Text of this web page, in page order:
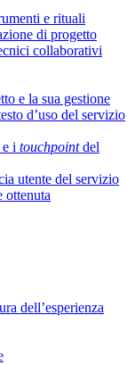
e rituali
di progetto
collaborativi
e la sua gestione
d’uso del servizio
i touchpointdel
utente del servizio
ottenuta
dell’esperienza